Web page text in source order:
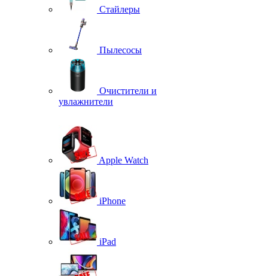
Стайлеры
Пылесосы
Очистители и
увлажнители
Apple Watch
iPhone
iPad